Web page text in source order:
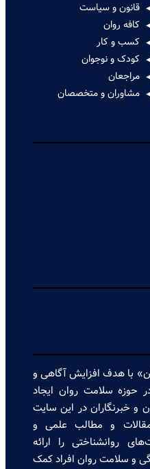
قانون و سیاست
کافه روان
کسب و کار
کودک و نوجوان
مراجعان
مشاوران و متخصصان
با هدف افزایش آگاهی و
حوزه سلامت روان ایجاد
و خبرنگاران در این سایت
مقالات و مطالب علمی و
روانشناختی را ارائه
و سلامت روان افراد کمک